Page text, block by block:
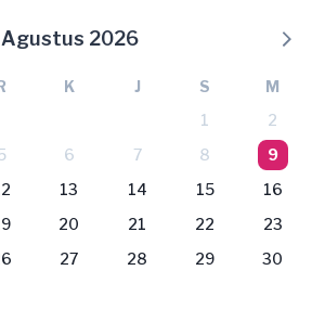
Agustus 2026
K J S
M
1
2
6 7 8
9
13 14 15
16
20 21 22
23
27 28 29
30